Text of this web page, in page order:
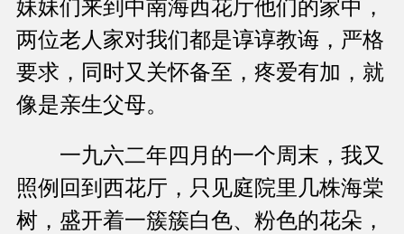
妹妹们来到中南海西花厅他们的家中，
两位老人家对我们都是谆谆教诲，严格
要求，同时又关怀备至，疼爱有加，就
像是亲生父母。
一九六二年四月的一个周末，我又
照例回到西花厅，只见庭院里几株海棠
树，盛开着一簇簇白色、粉色的花朵，